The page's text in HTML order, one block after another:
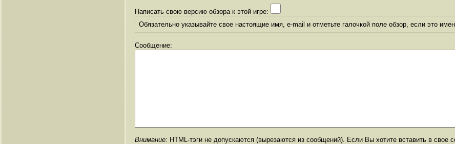
Написать свою версию обзора к этой игре:
Обязательно указывайте свое настоящие имя, e-mail и отметьте галочкой поле обзор, если это
Сообщение:
Внимание: HTML-тэги не допускаются (вырезаются из сообщений). Если Вы хотите вставить в свое